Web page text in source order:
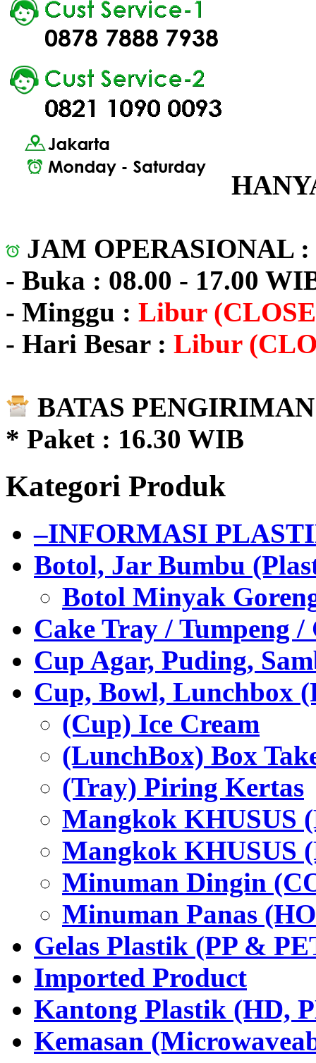
JAM OPERASIONAL :
- Buka : 08.00 - 17.00
- Minggu : Libur
- Hari Besar : Libur
BATAS
* Paket : 16.30 WIB
Kategori Produk
–INFORMASI
Botol, Jar Bumbu
Botol Minyak
Cake Tray / Tumpeng /
Cup Agar, Puding,
Cup, Bowl, Lunchbox
(Cup) Ice Cream
(LunchBox) Box
(Tray) Piring Kertas
Mangkok KHUSUS
Mangkok KHUSUS
Minuman Dingin
Minuman Panas
Gelas Plastik (PP &
Imported Product
Kantong Plastik (HD,
Kemasan